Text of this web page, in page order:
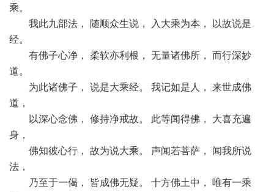
乘。
我此九部法， 随顺众生说， 入大乘为本， 以故说是
经。
有佛子心净， 柔软亦利根， 无量诸佛所， 而行深妙
道。
为此诸佛子， 说是大乘经。 我记如是人， 来世成佛
道，
以深心念佛， 修持净戒故。 此等闻得佛， 大喜充遍
身，
佛知彼心行， 故为说大乘。 声闻若菩萨， 闻我所说
法，
乃至于一偈， 皆成佛无疑。 十方佛土中， 唯有一乘